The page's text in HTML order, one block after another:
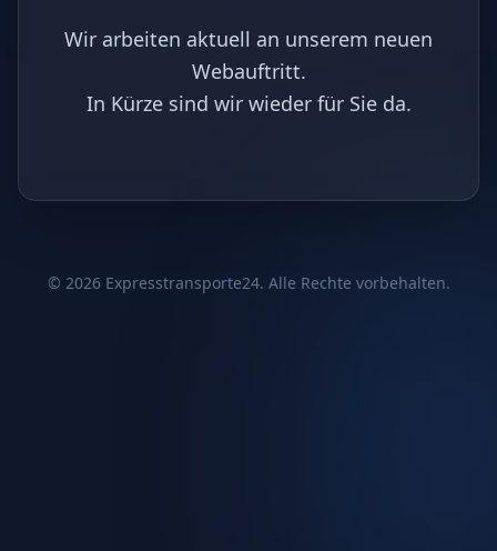
Wir arbeiten aktuell an unserem neuen
Webauftritt.
In Kürze sind wir wieder für Sie da.
© 2026Expresstransporte24. Alle Rechte vorbehalten.